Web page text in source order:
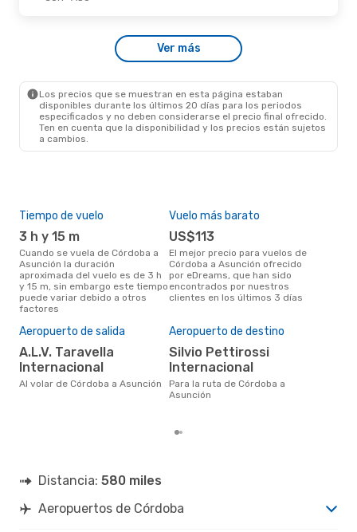
- Mar., 25 De Ago.
Aerolineas Argentinas
1 Escala
Ver más
Los precios que se muestran en esta página estaban
disponibles durante los últimos 20 días para los periodos
especificados y no deben considerarse el precio final ofrecido.
Ten en cuenta que la disponibilidad y los precios están sujetos
a cambios.
Tiempo de vuelo
3 h y 15 m
Cuando se vuela de Córdoba a
Asunción la duración
aproximada del vuelo es de 3 h
y 15 m, sin embargo este tiempo
puede variar debido a otros
factores
Vuelo más barato
US$113
El mejor precio para vuelos de
Córdoba a Asunción ofrecido
por eDreams, que han sido
encontrados por nuestros
clientes en los últimos 3 días
Aeropuerto de salida
A.L.V. Taravella
Internacional
Al volar de Córdoba a Asunción
Aeropuerto de destino
Silvio Pettirossi
Internacional
Para la ruta de Córdoba a
Asunción
Distancia: 580 miles
Aeropuertos de Córdoba